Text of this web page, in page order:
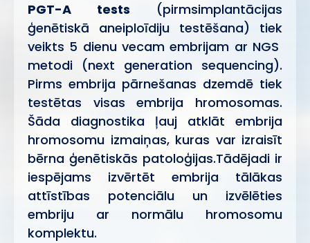
PGT-A tests (pirmsimplantācijas
ģenētiskā aneiploīdiju testēšana) tiek
veikts 5 dienu vecam embrijam ar NGS
metodi (next generation sequencing).
Pirms embrija pārnešanas dzemdē tiek
testētas visas embrija hromosomas.
Šāda diagnostika ļauj atklāt embrija
hromosomu izmaiņas, kuras var izraisīt
bērna ģenētiskās patoloģijas.Tādējadi ir
iespējams izvērtēt embrija tālākas
attīstības potenciālu un izvēlēties
embriju ar normālu hromosomu
komplektu.